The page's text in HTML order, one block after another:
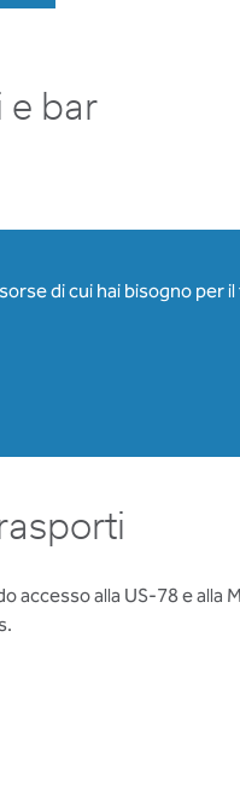
e bar
di cui hai bisogno
alla US-78 e